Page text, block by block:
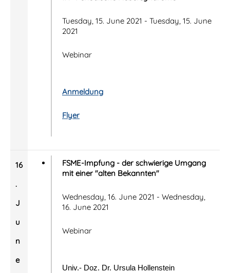
Tuesday, 15. June 2021 - Tuesday, 15. June
2021
Webinar
Anmeldung
Flyer
16
.
J
u
n
e
FSME-Impfung - der schwierige Umgang
mit einer "alten Bekannten"
Wednesday, 16. June 2021 - Wednesday,
16. June 2021
Webinar
Univ.- Doz. Dr. Ursula Hollenstein